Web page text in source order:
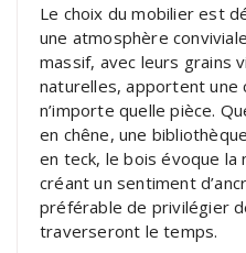
Le choix du mobilier est
une atmosphère
massif, avec leurs grains
naturelles, apportent une
n’importe quelle pièce.
en chêne, une
en teck, le bois évoque
créant un sentiment
préférable de privilégier
traverseront le temps.